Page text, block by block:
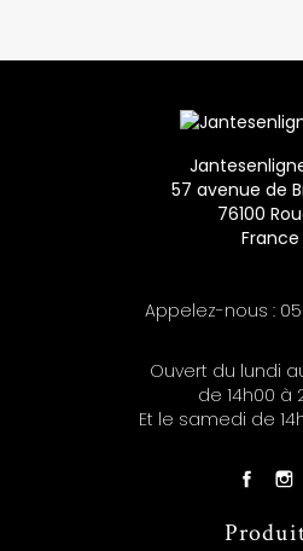
57 avenue de
76100
France
Appelez-nous :
Ouvert du lundi
de 14h00 à
Et le samedi de